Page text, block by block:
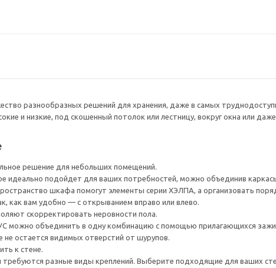
разнообразных решений для хранения, даже в самых
и низкие, под скошенный потолок или лестницу, вокруг окна или
решение для небольших помещений.
идеально подойдет для ваших потребностей, можно объединив
шкафа помогут элементы серии ХЭЛПА, а организовать
как вам удобно — с открыванием вправо или влево.
скорректировать неровности пола.
можно объединить в одну комбинацию с помощью прилагающихся
не остается видимых отверстий от шурупов.
к стене.
требуются разные виды креплений. Выберите подходящие для ваших